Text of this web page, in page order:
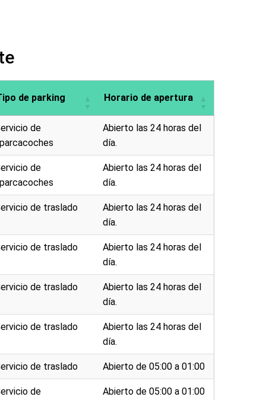
de parking Horario de apertura
de
Abierto las 24 horas del
día.
de
Abierto las 24 horas del
día.
de traslado
Abierto las 24 horas del
día.
de traslado
Abierto las 24 horas del
día.
de traslado
Abierto las 24 horas del
día.
de traslado
Abierto las 24 horas del
día.
de traslado Abierto de 05:00 a 01:00
de
Abierto de 05:00 a 01:00